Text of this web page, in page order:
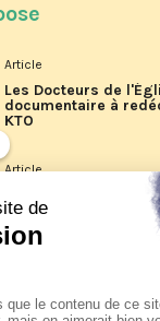
Article
Les Docteurs de
documentaire à
KTO
Article
Les reportages d'été
La visite pastorale du
XIV à Assise à